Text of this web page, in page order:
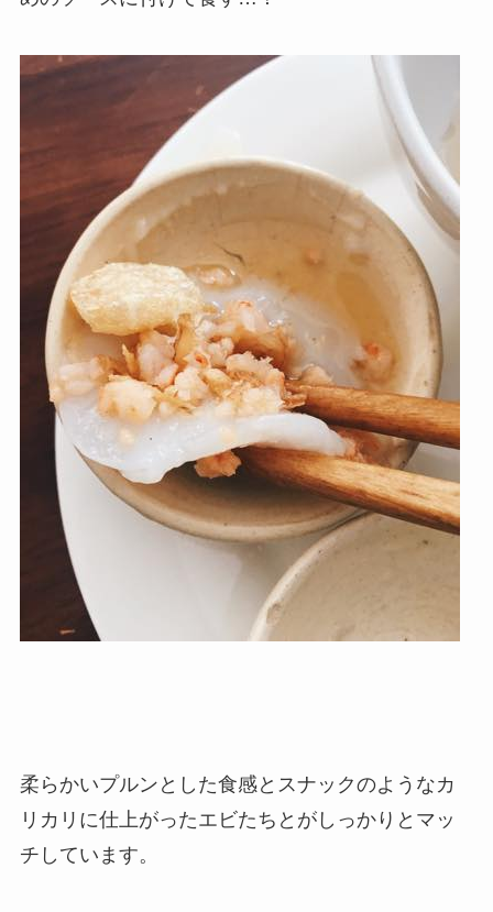
柔らかいプルンとした食感とスナックのようなカ
リカリに仕上がったエビたちとがしっかりとマッ
チしています。